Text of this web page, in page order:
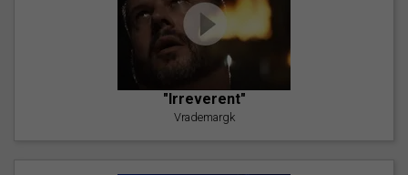
"Irreverent"
Vrademargk